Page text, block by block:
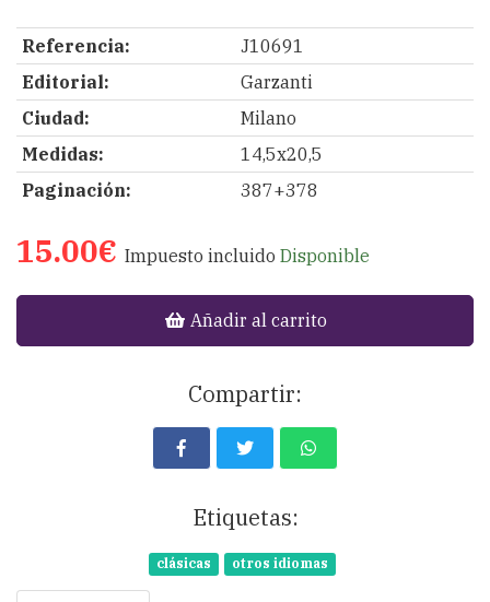
Referencia:
J10691
Editorial:
Garzanti
Ciudad:
Milano
Medidas:
14,5x20,5
Paginación:
387+378
15.00€ Impuesto incluido Disponible
Añadir al carrito
Compartir:
Etiquetas:
clásicas otros idiomas